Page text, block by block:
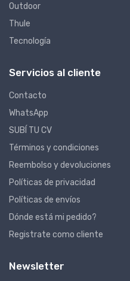
Outdoor
Thule
Tecnología
Servicios al cliente
Contacto
WhatsApp
SUBÍ TU CV
Términos y condiciones
Reembolso y devoluciones
Políticas de privacidad
Políticas de envíos
Dónde está mi pedido?
Registrate como cliente
Newsletter